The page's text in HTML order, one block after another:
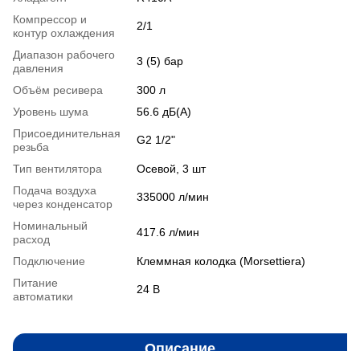
Компрессор и
контур охлаждения
2/1
Диапазон рабочего
давления
3 (5) бар
Объём ресивера
300 л
Уровень шума
56.6 дБ(А)
Присоединительная
резьба
G2 1/2"
Тип вентилятора
Осевой, 3 шт
Подача воздуха
через конденсатор
335000 л/мин
Номинальный
расход
417.6 л/мин
Подключение
Клеммная колодка (Morsettiera)
Питание
автоматики
24 В